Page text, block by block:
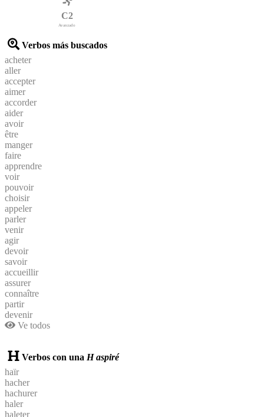
C2
Avanzado
Verbos más buscados
acheter
aller
accepter
aimer
accorder
aider
avoir
être
manger
faire
apprendre
voir
pouvoir
choisir
appeler
parler
venir
agir
devoir
savoir
accueillir
assurer
connaître
partir
devenir
Ve todos
Verbos con una H aspiré
haïr
hacher
hachurer
haler
haleter